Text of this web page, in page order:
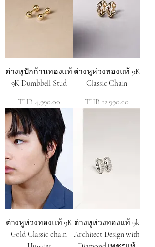
ต่างหูปักก้านทองแท้
9K Dumbbell Stud
ราคา
THB 4,990.00
ต่างหูห่วงทองแท้ 9K
Classic Chain
ราคา
THB 12,990.00
ต่างหูห่วงทองแท้ 9K
Gold Classic chain
ต่างหูห่วงทองแท้ 9k
Architect Design with